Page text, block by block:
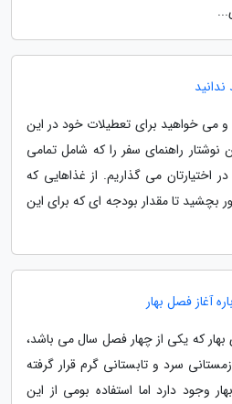
و می خواهید برای تعطیلات خود در این
نوشتار راهنمای سفر را که شامل تمامی
اختیارتان می گذاریم. از غذاهایی که
تا مقدار بودجه ای که برای این
آغاز فصل بهار
بهار که یکی از چهار فصل سال می باشد،
سرد و تابستانی گرم قرار گرفته
وجود دارد اما استفاده بومی از این